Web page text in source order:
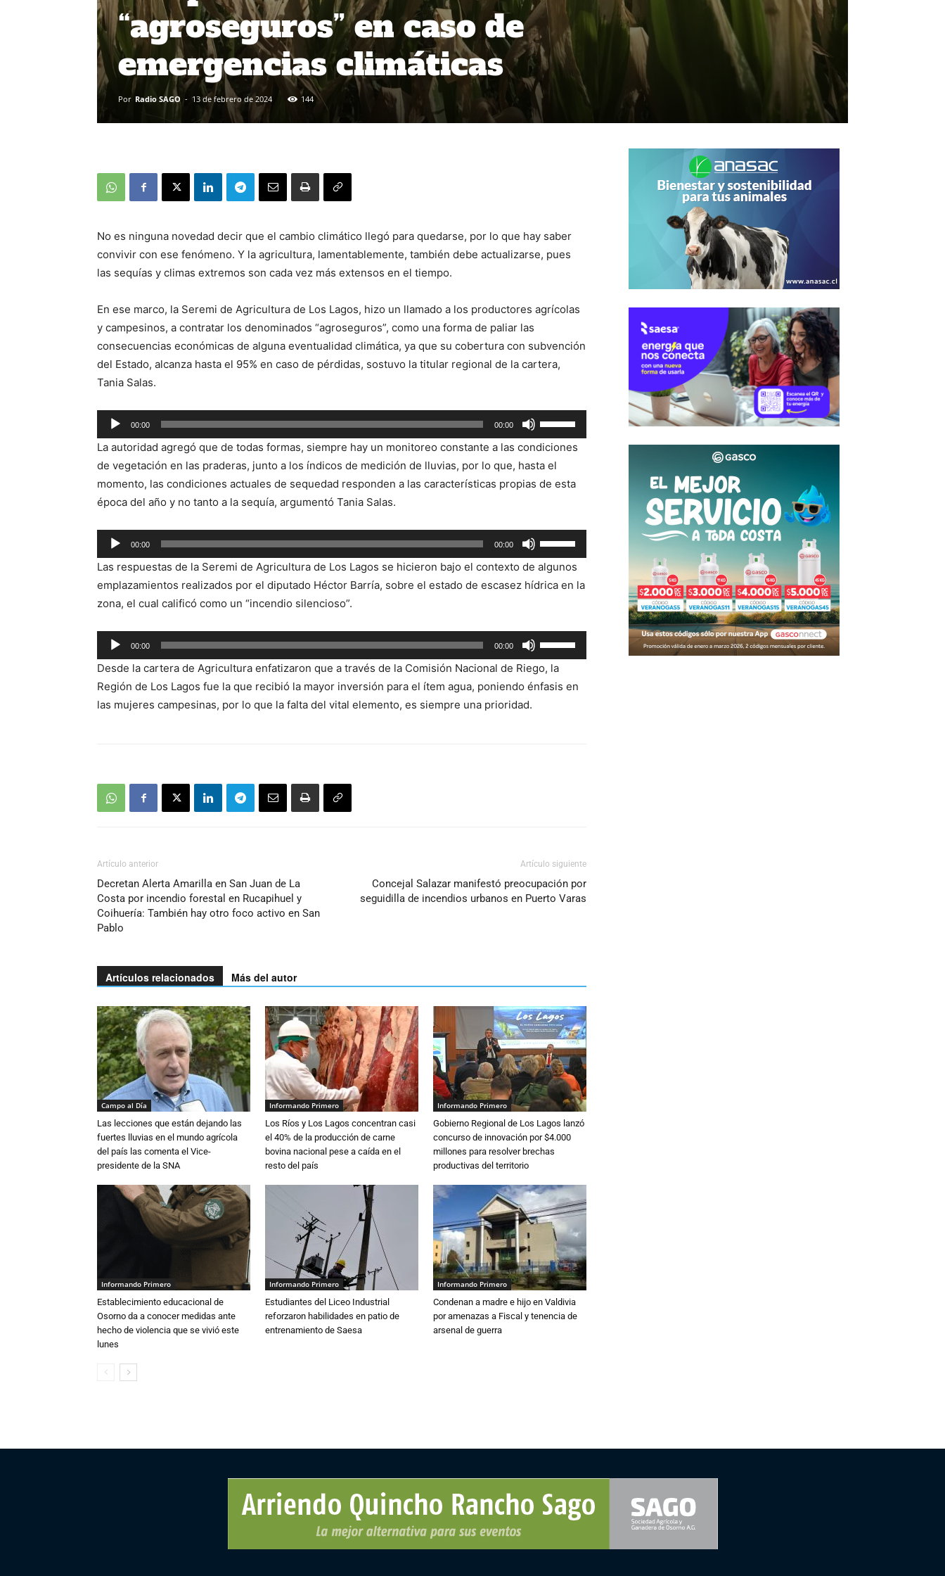
“agroseguros” en caso de
emergencias climáticas
Por Radio SAGO - 13 de febrero de 2024 144
No es ninguna novedad decir que el cambio climático llegó para quedarse, por lo que hay saber
convivir con ese fenómeno. Y la agricultura, lamentablemente, también debe actualizarse, pues
las sequías y climas extremos son cada vez más extensos en el tiempo.
En ese marco, la Seremi de Agricultura de Los Lagos, hizo un llamado a los productores agrícolas
y campesinos, a contratar los denominados “agroseguros”, como una forma de paliar las
consecuencias económicas de alguna eventualidad climática, ya que su cobertura con subvención
del Estado, alcanza hasta el 95% en caso de pérdidas, sostuvo la titular regional de la cartera,
Tania Salas.
Reproductor
de
audio
00:00 00:00
las
teclas
de
flecha
para
aumentar
o
disminuir
La autoridad agregó que de todas formas, siempre hay un monitoreo constante a las condiciones
de vegetación en las praderas, junto a los índicos de medición de lluvias, por lo que, hasta el
momento, las condiciones actuales de sequedad responden a las características propias de esta
época del año y no tanto a la sequía, argumentó Tania Salas.
Reproductor
de
audio
00:00 00:00
las
teclas
de
arriba/abajo
para
aumentar
o
Las respuestas de la Seremi de Agricultura de Los Lagos se hicieron bajo el contexto de algunos
emplazamientos realizados por el diputado Héctor Barría, sobre el estado de escasez hídrica en la
zona, el cual calificó como un “incendio silencioso”.
Reproductor
de
audio
00:00 00:00
las
teclas
de
Desde la cartera de Agricultura enfatizaron que a través de la Comisión Nacional de Riego, la
Región de Los Lagos fue la que recibió la mayor inversión para el ítem agua, poniendo énfasis en
las mujeres campesinas, por lo que la falta del vital elemento, es siempre una prioridad.
Artículo anterior
Decretan Alerta Amarilla en San Juan de La
Costa por incendio forestal en Rucapihuel y
Coihuería: También hay otro foco activo en San
Pablo
Artículo siguiente
Concejal Salazar manifestó preocupación por
seguidilla de incendios urbanos en Puerto Varas
Artículos relacionados Más del autor
Campo al Día
Las lecciones que están dejando las
fuertes lluvias en el mundo agrícola
del país las comenta el Vice-
presidente de la SNA
Informando Primero
Los Ríos y Los Lagos concentran casi
el 40% de la producción de carne
bovina nacional pese a caída en el
resto del país
Informando Primero
Gobierno Regional de Los Lagos lanzó
concurso de innovación por $4.000
millones para resolver brechas
productivas del territorio
Informando Primero
Establecimiento educacional de
Osorno da a conocer medidas ante
hecho de violencia que se vivió este
lunes
Informando Primero
Estudiantes del Liceo Industrial
reforzaron habilidades en patio de
entrenamiento de Saesa
Informando Primero
Condenan a madre e hijo en Valdivia
por amenazas a Fiscal y tenencia de
arsenal de guerra